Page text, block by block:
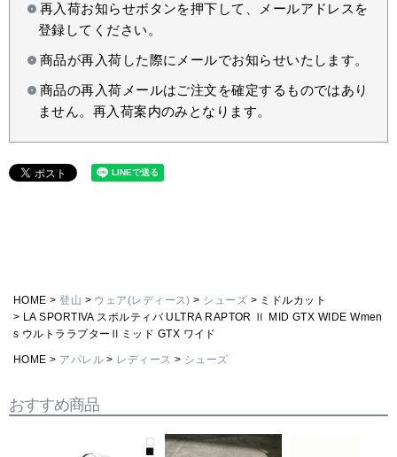
再入荷お知らせボタンを押下して、メールアドレスを
登録してください。
商品が再入荷した際にメールでお知らせいたします。
商品の再入荷メールはご注文を確定するものではあり
ません。再入荷案内のみとなります。
HOME 登山 ウェア(レディース) シューズ
ミドルカット
LA SPORTIVA スポルティバ ULTRA RAPTOR Ⅱ MID GTX WIDE Wmen
s ウルトララプターⅡミッド GTX ワイド
HOME アパレル レディース シューズ
おすすめ商品